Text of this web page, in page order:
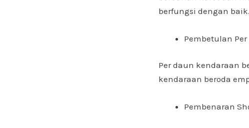
berfungsi dengan baik.
Pembetulan Per
Per daun kendaraan
kendaraan beroda
Pembenaran